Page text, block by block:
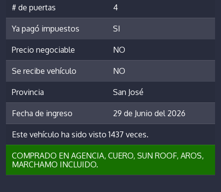
# de puertas 4
Ya pagó impuestos SI
Precio negociable NO
Se recibe vehículo NO
Provincia San José
Fecha de ingreso 29 de Junio del 2026
Este vehículo ha sido visto 1437 veces.
COMPRADO EN AGENCIA, CUERO, SUN ROOF, AROS,
MARCHAMO INCLUIDO.